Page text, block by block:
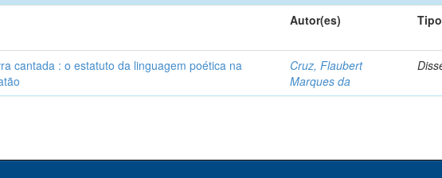
Autor(es) Tipo
cantada : o estatuto da linguagem poética na
Cruz, Flaubert
Marques da